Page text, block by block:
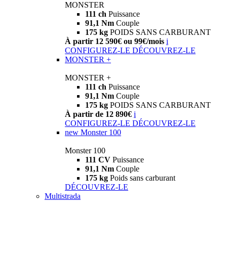
MONSTER
111 ch Puissance
91,1 Nm Couple
175 kg POIDS SANS CARBURANT
À partir 12 590€ ou 99€/mois i
CONFIGUREZ-LE DÉCOUVREZ-LE
MONSTER +
MONSTER +
111 ch Puissance
91,1 Nm Couple
175 kg POIDS SANS CARBURANT
À partir de 12 890€ i
CONFIGUREZ-LE DÉCOUVREZ-LE
new Monster 100
Monster 100
111 CV Puissance
91,1 Nm Couple
175 kg Poids sans carburant
DÉCOUVREZ-LE
Multistrada